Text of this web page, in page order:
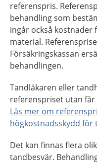
referenspris.
behandling som
ingår också
material.
Försäkringskassan
behandlingen.
Tandläkaren eller
referenspriset utan får
Läs mer om
högkostnadsskydd för
Det kan finnas flera
tandbesvär.